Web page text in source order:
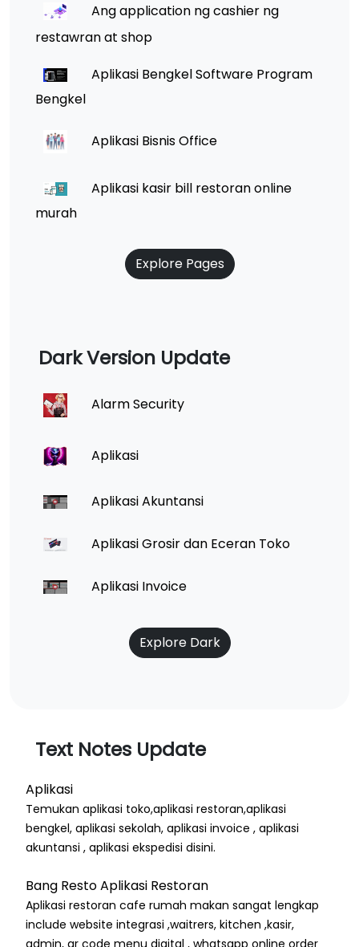
Ang application ng cashier ng
restawran at shop
Aplikasi Bengkel Software Program
Bengkel
Aplikasi Bisnis Office
Aplikasi kasir bill restoran online
murah
Explore Pages
Dark Version Update
Alarm Security
Aplikasi
Aplikasi Akuntansi
Aplikasi Grosir dan Eceran Toko
Aplikasi Invoice
Explore Dark
Text Notes Update
Aplikasi
Temukan aplikasi toko,aplikasi restoran,aplikasi
bengkel, aplikasi sekolah, aplikasi invoice , aplikasi
akuntansi , aplikasi ekspedisi disini.
Bang Resto Aplikasi Restoran
Aplikasi restoran cafe rumah makan sangat lengkap
include website integrasi ,waitrers, kitchen ,kasir,
admin, qr code menu digital , whatsapp online order